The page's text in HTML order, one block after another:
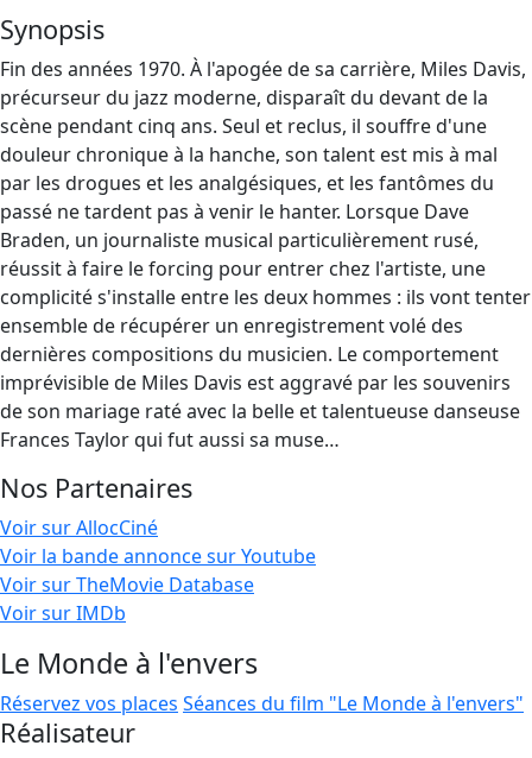
Synopsis
Fin des années 1970. À l'apogée de sa carrière, Miles Davis,
précurseur du jazz moderne, disparaît du devant de la
scène pendant cinq ans. Seul et reclus, il souffre d'une
douleur chronique à la hanche, son talent est mis à mal
par les drogues et les analgésiques, et les fantômes du
passé ne tardent pas à venir le hanter. Lorsque Dave
Braden, un journaliste musical particulièrement rusé,
réussit à faire le forcing pour entrer chez l'artiste, une
complicité s'installe entre les deux hommes : ils vont tenter
ensemble de récupérer un enregistrement volé des
dernières compositions du musicien. Le comportement
imprévisible de Miles Davis est aggravé par les souvenirs
de son mariage raté avec la belle et talentueuse danseuse
Frances Taylor qui fut aussi sa muse…
Nos Partenaires
Voir sur AllocCiné
Voir la bande annonce sur Youtube
Voir sur TheMovie Database
Voir sur IMDb
Le Monde à l'envers
Réservez vos places Séances du film "Le Monde à l'envers"
Réalisateur